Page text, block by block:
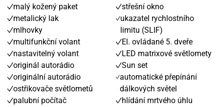
malý kožený paket
metalický lak
mlhovky
multifunkční volant
nastavitelný volant
originál autorádio
originální autorádio
ostřikovače světlometů
palubní počítač
střešní okno
ukazatel rychlostního
limitu (SLIF)
El. ovládané 5. dveře
LED matrixové světlomety
Sun set
automatické přepínání
dálkových světel
hlídání mrtvého úhlu